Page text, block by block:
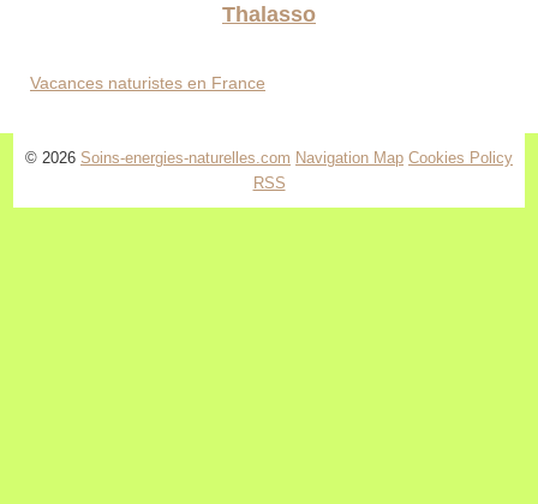
Thalasso
Vacances naturistes en France
© 2026 Soins-energies-naturelles.com Navigation Map Cookies Policy
RSS